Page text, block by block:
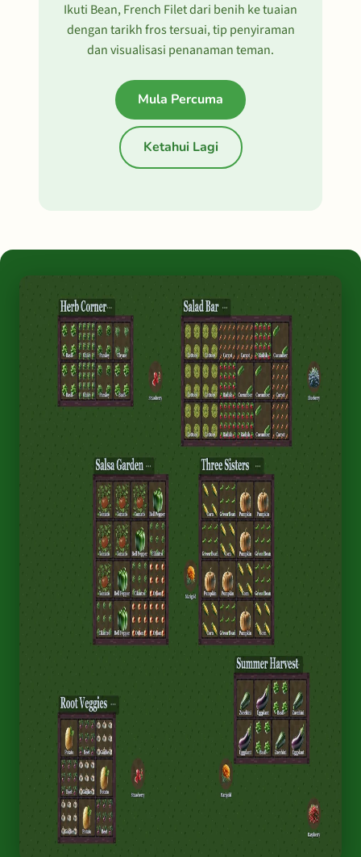
Ikuti Bean, French Filet dari benih ke tuaian
dengan tarikh fros tersuai, tip penyiraman
dan visualisasi penanaman teman.
Mula Percuma
Ketahui Lagi